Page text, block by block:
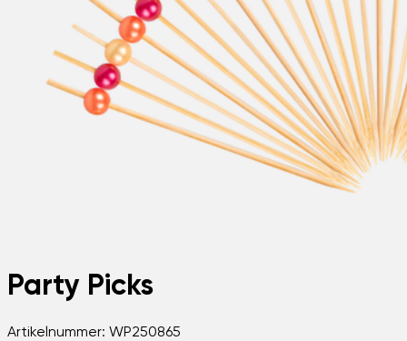
Party Picks
Artikelnummer: WP250865